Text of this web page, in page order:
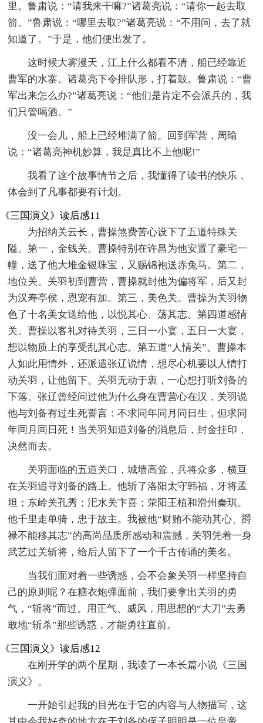
里。鲁肃说：“请我来干嘛?”诸葛亮说：“请你一起去取
箭。”鲁肃说：“哪里去取?”诸葛亮说：“不用问，去了就
知道了。”于是，他们便出发了。
这时候大雾漫天，江上什么都看不清，船已经靠近
曹军的水寨。诸葛亮下令排队形，打着鼓。鲁肃说：“曹
军出来怎么办?”诸葛亮说：“他们是肯定不会派兵的，我
们只管喝酒。”
没一会儿，船上已经堆满了箭。回到军营，周瑜
说：“诸葛亮神机妙算，我是真比不上他呢!”
我看了这个故事情节之后，我懂得了读书的快乐，
体会到了凡事都要有计划。
《三国演义》读后感11
为招纳关云长，曹操煞费苦心设下了五道特殊关
隘。第一，金钱关。曹操特别在许昌为他安置了豪宅一
幢，送了他大堆金银珠宝，又赐锦袍送赤兔马。第二，
地位关。关羽初到曹营，曹操就封他为偏将军，后又封
为汉寿亭侯，恩宠有加。第三，美色关。曹操为关羽物
色了十名美女送给他，以悦其心、荡其志。第四道感情
关。曹操以客礼对待关羽，三日一小宴，五日一大宴，
想以物质上的享受乱其心志。第五道“人情关”。曹操本
人如此用情外，还派遣张辽说情，想尽心机要以人情打
动关羽，让他留下。关羽无动于衷，一心想打听刘备的
下落。张辽曾经问过他为什么身在曹营心在汉，关羽说
他与刘备有过生死誓言：不求同年同月同日生，但求同
年同月同日死！当关羽知道刘备的消息后，封金挂印，
决然而去。
关羽面临的五道关口，城墙高耸，兵将众多，横亘
在关羽追寻刘备的路上。他斩了洛阳太守韩福，牙将孟
坦；东岭关孔秀；汜水关卞喜；荥阳王植和滑州秦琪。
他千里走单骑，忠于故主。我被他“财贿不能动其心、爵
禄不能移其志”的高尚品质所感动和震撼，关羽凭着一身
武艺过关斩将，给后人留下了一个千古传诵的美名。
当我们面对着一些诱惑，会不会象关羽一样坚持自
己的原则呢？在糖衣炮弹面前，我们要拿出关羽的勇
气，“斩将”而过。用正气、威风，用思想的“大刀”去勇
敢地“斩杀”那些诱惑，才能勇往直前。
《三国演义》读后感12
在刚开学的两个星期，我读了一本长篇小说《三国
演义》。
一开始引起我的目光在于它的内容与人物描写，这